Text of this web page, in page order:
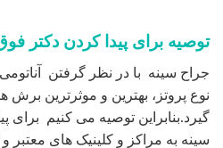
توصیه برای پیدا کردن دکتر
جراح سینه با در نظر گرفتن
نوع پروتز، بهترین و موثرترین
گیرد.بنابراین توصیه می کنیم برای
سینه به مراکز و کلینیک های معتبر